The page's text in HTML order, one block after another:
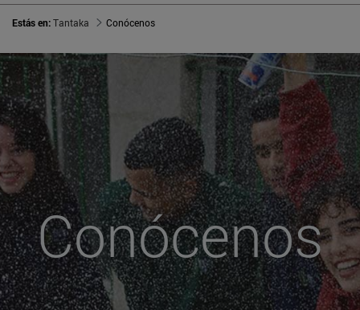
Estás en:Tantaka Conócenos
Conócenos